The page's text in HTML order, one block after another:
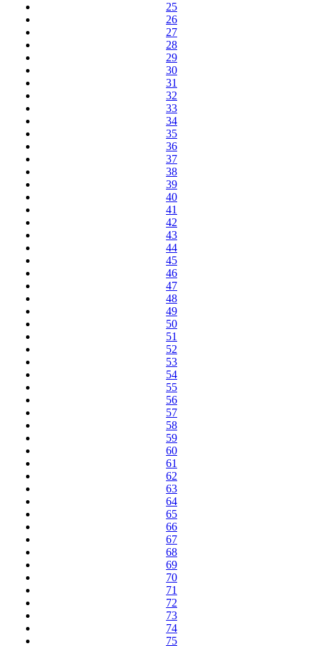
25
26
27
28
29
30
31
32
33
34
35
36
37
38
39
40
41
42
43
44
45
46
47
48
49
50
51
52
53
54
55
56
57
58
59
60
61
62
63
64
65
66
67
68
69
70
71
72
73
74
75